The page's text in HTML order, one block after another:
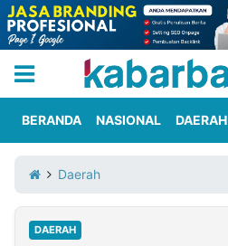
Iklan
Berita
Kami
BERANDA NASIONAL DAERAH
Daerah
DAERAH